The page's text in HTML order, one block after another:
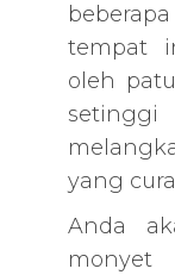
tempat
oleh
yang
Anda